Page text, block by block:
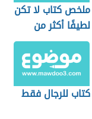
ملخص كتاب لا تكن
لطيفًا أكثر من
اللازم
كتاب للرجال فقط